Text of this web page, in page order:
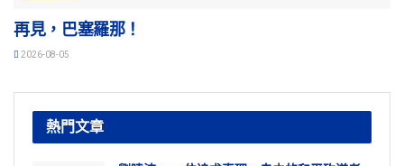
再見，巴塞羅那！
2026-08-05
熱門文章